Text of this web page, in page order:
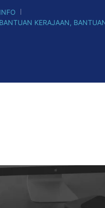
INFO
BANTUAN KERAJAAN,